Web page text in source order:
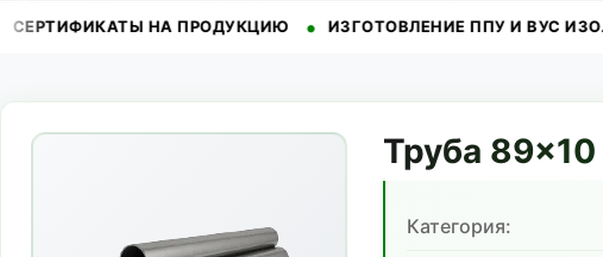
НА ПРОДУКЦИЮ • ИЗГОТОВЛЕНИЕ ППУ И ВУС ИЗОЛЯЦИИ •
Труба 89×10
Категория: